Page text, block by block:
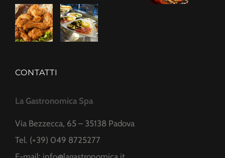
CONTATTI
La Gastronomica Spa
Via Bezzecca, 65 – 35138 Padova
Tel. (+39) 049 8725277